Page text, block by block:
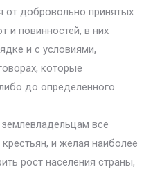
от добровольно принятых
и повинностей, в них
и с условиями,
которые
до определенного
все
и желая наиболее
рост населения страны,